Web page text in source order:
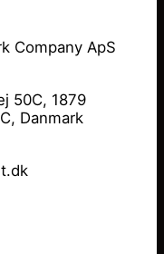
Company ApS
50C, 1879
Danmark